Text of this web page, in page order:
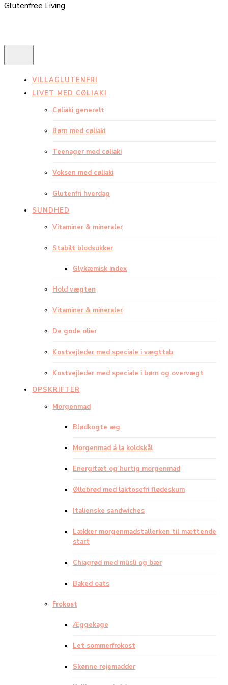
Glutenfree Living
VILLAGLUTENFRI
LIVET MED CØLIAKI
Cøliaki generelt
Børn med cøliaki
Teenager med cøliaki
Voksen med cøliaki
Glutenfri hverdag
SUNDHED
Vitaminer & mineraler
Stabilt blodsukker
Glykæmisk index
Hold vægten
Vitaminer & mineraler
De gode olier
Kostvejleder med speciale i vægttab
Kostvejleder med speciale i børn og overvægt
OPSKRIFTER
Morgenmad
Blødkogte æg
Morgenmad á la koldskål
Energitæt og hurtig morgenmad
Øllebrød med laktosefri flødeskum
Italienske sandwiches
Lækker morgenmadstallerken til mættende
start
Chiagrød med müsli og bær
Baked oats
Frokost
Æggekage
Let sommerfrokost
Skønne rejemadder